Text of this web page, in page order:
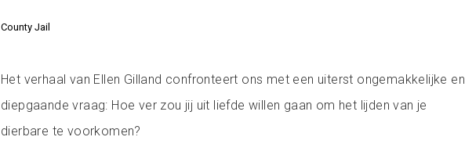
County Jail
Het verhaal van Ellen Gilland confronteert ons met een uiterst ongemakkelijke en
diepgaande vraag: Hoe ver zou jij uit liefde willen gaan om het lijden van je
dierbare te voorkomen?